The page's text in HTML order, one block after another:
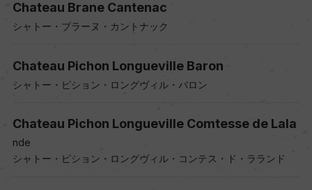
Chateau Brane Cantenac
シャトー・ブラーヌ・カントナック
Chateau Pichon Longueville Baron
シャトー・ピション・ロングヴィル・バロン
Chateau Pichon Longueville Comtesse de Lala
nde
シャトー・ピション・ロングヴィル・コンテス・ド・ラランド